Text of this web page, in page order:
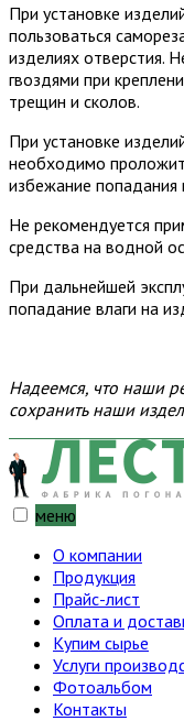
При установке
пользоваться
изделиях отверстия.
гвоздями при
трещин и сколов.
При установке
необходимо
избежание попадания
Не рекомендуется
средства на водной
При дальнейшей
попадание влаги на
Надеемся, что наши
сохранить наши
меню
О компании
Продукция
Прайс-лист
Оплата и
Купим сырье
Услуги
Фотоальбом
Контакты